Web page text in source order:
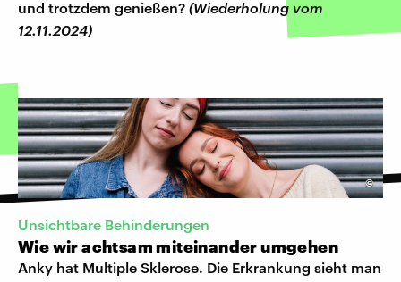
und trotzdem genießen? (Wiederholung vom
12.11.2024)
©
Unsichtbare Behinderungen
Wie wir achtsam miteinander umgehen
Anky hat Multiple Sklerose. Die Erkrankung sieht man